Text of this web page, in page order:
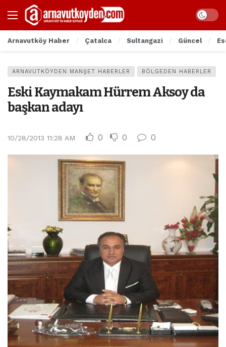
Arnavutköy Haber Çatalca Sultangazi Güncel
ARNAVUTKÖYDEN MANŞET HABERLER BÖLGEDEN HABERLER
Eski Kaymakam Hürrem Aksoy da
başkan adayı
10/28/2013 11:28 AM 0 0 0